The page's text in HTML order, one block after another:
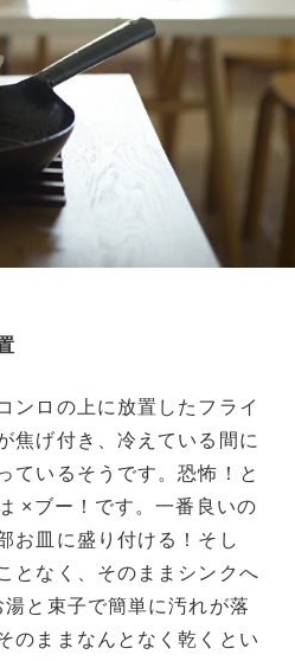
ンロの上に放置したフライ
焦げ付き、冷えている間に
ているそうです。恐怖！と
×ブー！です。一番良いの
お皿に盛り付ける！そし
となく、そのままシンクへ
と束子で簡単に汚れが落
のままなんとなく乾くとい